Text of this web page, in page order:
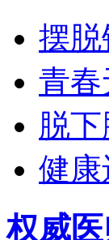
摆
青
脱
健
权威